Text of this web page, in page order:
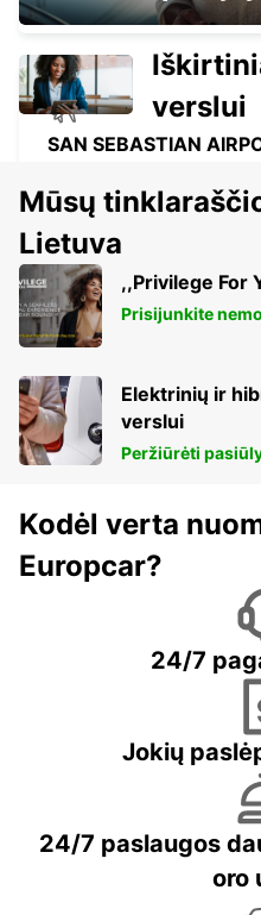
SAN SEBASTIAN
BIARRITZ RAILWAY
BIARRITZ - FRANCE
verslui
Mūsų
Lietuva
,,Privilege For
Prisijunkite
Elektrinių ir
verslui
Peržiūrėti
Kodėl verta
Europcar?
24/7
Jokių
24/7 paslaugos
oro